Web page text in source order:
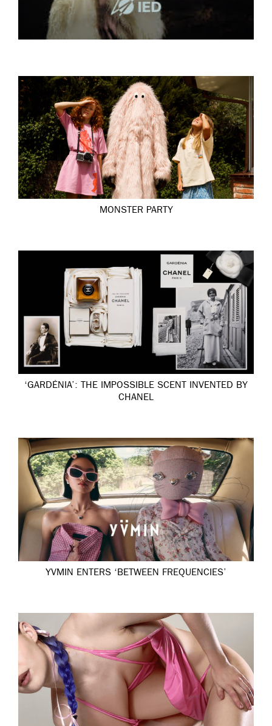
MONSTER PARTY
‘GARDÉNIA’: THE IMPOSSIBLE SCENT INVENTED BY
CHANEL
YVMIN ENTERS ‘BETWEEN FREQUENCIES’